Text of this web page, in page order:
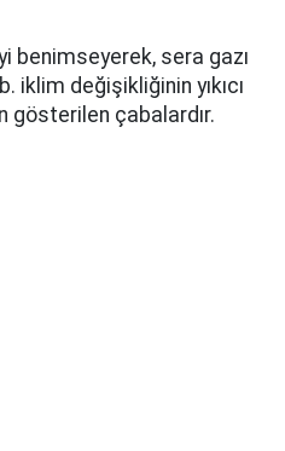
benimseyerek, sera gazı
iklim değişikliğinin yıkıcı
gösterilen çabalardır.